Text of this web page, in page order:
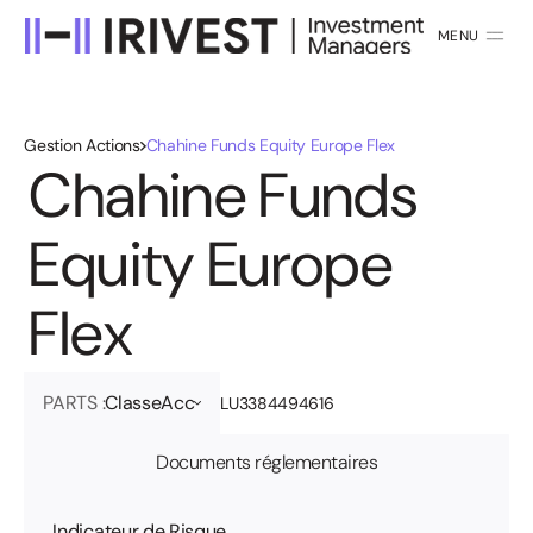
MENU
Gestion Actions Chahine Funds Equity Europe Flex
ChahineFunds
EquityEurope
Flex
PARTS :ClasseAcc LU3384494616
Documents réglementaires